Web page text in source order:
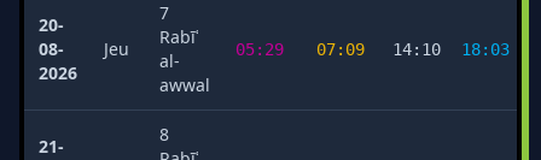
20-
08-
2026
Jeu
7
Rabīʿ
al-
awwal
05:29 07:09 14:10 18:03
21-
8